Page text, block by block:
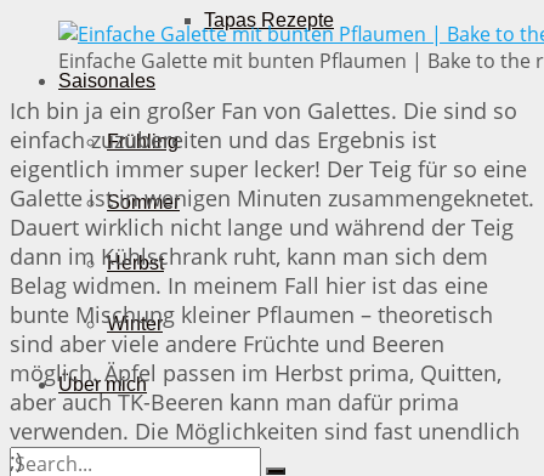
Tapas Rezepte
Saisonales
Frühling
Sommer
Herbst
Winter
Über mich
Einfache Galette mit bunten Pflaumen | Bake to the
Ich bin ja ein großer Fan von Galettes. Die sind so
einfach zuzubereiten und das Ergebnis ist
eigentlich immer super lecker! Der Teig für so eine
Galette ist in wenigen Minuten zusammengeknetet.
Dauert wirklich nicht lange und während der Teig
dann im Kühlschrank ruht, kann man sich dem
Belag widmen. In meinem Fall hier ist das eine
bunte Mischung kleiner Pflaumen – theoretisch
sind aber viele andere Früchte und Beeren
möglich. Äpfel passen im Herbst prima, Quitten,
aber auch TK-Beeren kann man dafür prima
verwenden. Die Möglichkeiten sind fast unendlich
;)